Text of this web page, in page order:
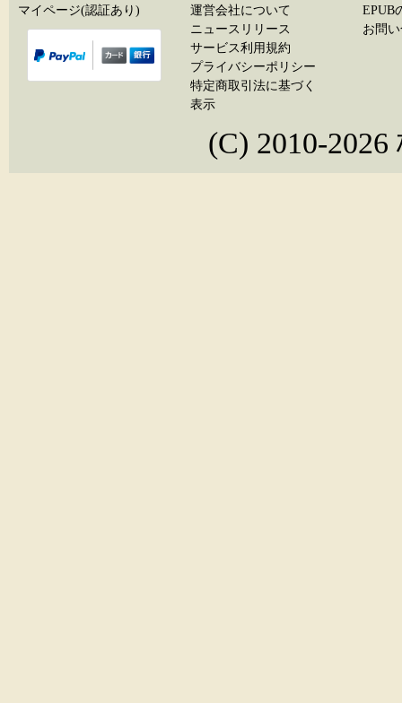
マイページ(認証あり)
運営会社について
ニュースリリース
サービス利用規約
プライバシーポリシー
特定商取引法に基づく
表示
EPUB
お問
(C) 2010-